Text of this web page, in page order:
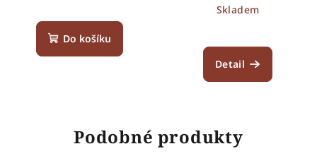
Do košíku
Skladem
Detail
Podobné produkty